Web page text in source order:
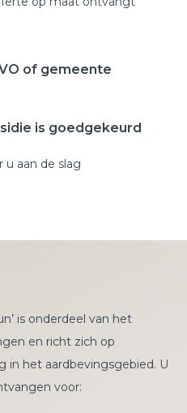
of gemeente
is goedgekeurd
u aan de slag
is onderdeel van het
en richt zich op
in het aardbevingsgebied. U
voor: